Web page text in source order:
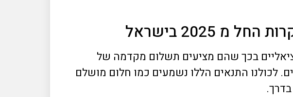
בישראל
בכך שהם מציעים תשלום מקדמה של
ראשוניים מסכום הדירה הכולל ואת היתרה כעבור 3-5 שנים. לכולנו התנאים הללו נשמעים כמו חלום מושלם